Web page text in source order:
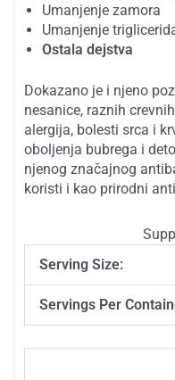
Umanjenje zamora
Umanjenje
Ostala dejstva
Dokazano je i njeno
nesanice, raznih
alergija, bolesti srca i
oboljenja bubrega i
njenog značajnog
koristi i kao prirodni
Serving Size:
Servings Per